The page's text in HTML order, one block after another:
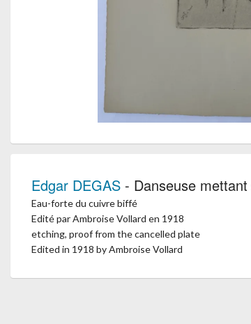
Edgar DEGAS - Danseuse
Eau-forte du cuivre biffé
Edité par Ambroise Vollard en 1918
etching, proof from the cancelled plate
Edited in 1918 by Ambroise Vollard